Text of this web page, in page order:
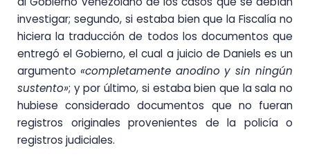
investigar; segundo, si estaba bien que la Fiscalía no
hiciera la traducción de todos los documentos que
entregó el Gobierno, el cual a juicio de Daniels es un
argumento «completamente anodino y sin ningún
sustento»; y por último, si estaba bien que la sala no
hubiese considerado documentos que no fueran
registros originales provenientes de la policía o
registros judiciales.